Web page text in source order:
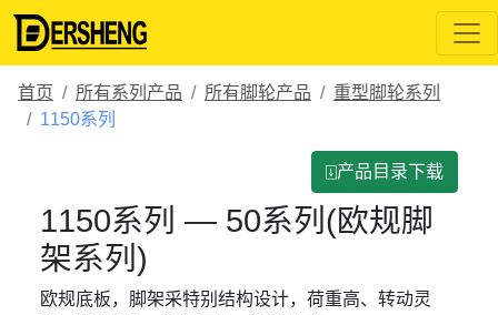
首页 所有系列产品 所有脚轮产品
重型脚轮系列
1150系列
⍗产品目录下载
1150系列 — 50系列(欧规脚
架系列)
欧规底板，脚架采特别结构设计，荷重高、转动灵